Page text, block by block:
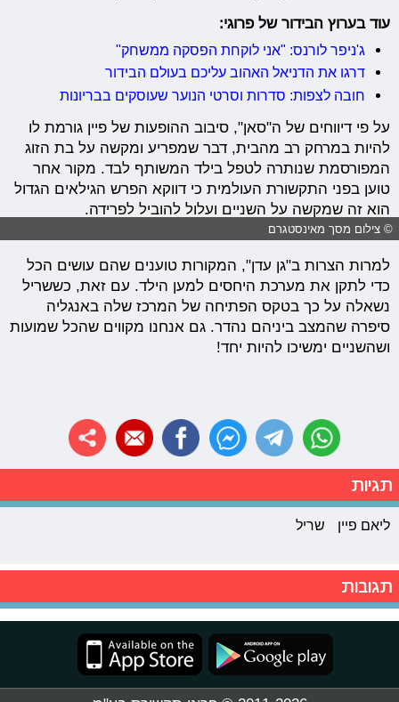
עוד בערוץ הבידור של פרוגי:
ג'ניפר לורנס: "אני לוקחת הפסקה ממשחק"
דרגו את הדניאל האהוב עליכם בעולם הבידור
חובה לצפות: סדרות וסרטי הנוער שעוסקים בבריונות
על פי דיווחים של ה"סאן", סיבוב ההופעות של פיין גורמת לו
להיות במרחק רב מהבית, דבר שמפריע ומקשה על בת הזוג
המפורסמת שנותרה לטפל בילד המשותף לבד. מקור אחר
טוען בפני התקשורת העולמית כי דווקא הפרש הגילאים הגדול
הוא זה שמקשה על השניים ועלול להוביל לפרידה.
© צילום מסך מאינסטגרם
למרות הצרות ב"גן עדן", המקורות טוענים שהם עושים הכל
כדי לתקן את מערכת היחסים למען הילד. עם זאת, כששריל
נשאלה על כך בטקס הפתיחה של המרכז שלה באנגליה
סיפרה שהמצב ביניהם נהדר. גם אנחנו מקווים שהכל שמועות
ושהשניים ימשיכו להיות יחד!
תגיות
ליאם פיין שריל
תגובות